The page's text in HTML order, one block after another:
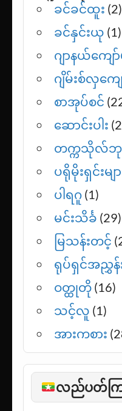
ခင်ခင်ထူး (2)
ခင်နှင်းယု (1)
ဂျာနယ်ကျေ
ဂျိမ်းစ်လှကျ
စာအုပ်စင်
ဆောင်းပါး
တက္ကသိုလ်ဘု
ပရိုမိုးရှင်းမျာ
ပါရဂူ (1)
မင်းသိင်္ခ (29)
မြသန်းတင့်
ရုပ်ရှင်အညွှန်
ဝတ္ထုတို (16)
သင့်လူ (1)
အားကစား
လည်ပတ်ကြ